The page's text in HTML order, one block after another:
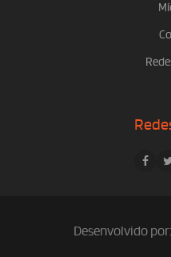
Desenvolvido por: